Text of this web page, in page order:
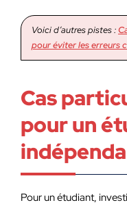
Voici d’autres pistes :
pour éviter les erreurs
Cas
pour un
Pour un étudiant,